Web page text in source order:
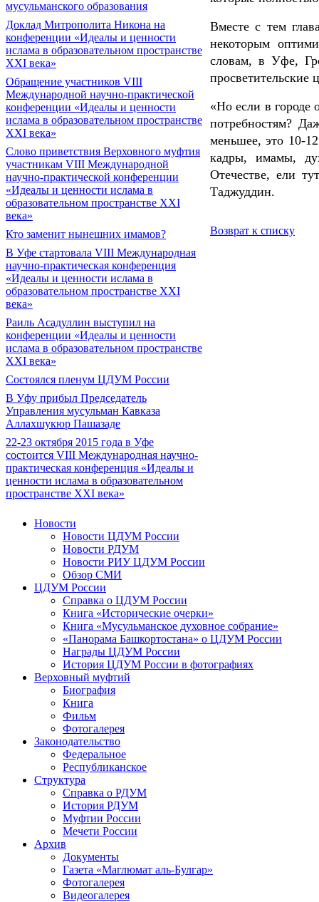
мусульманского образования
Доклад Митрополита Никона на
конференции «Идеалы и ценности
ислама в образовательном пространстве
XXI века»
Обращение участников VIII
Международной научно-практической
конференции «Идеалы и ценности
ислама в образовательном пространстве
XXI века»
Слово приветствия Верховного муфтия
участникам VIII Международной
научно-практической конференции
«Идеалы и ценности ислама в
образовательном пространстве XXI
века»
Кто заменит нынешних имамов?
В Уфе стартовала VIII Международная
научно-практическая конференция
«Идеалы и ценности ислама в
образовательном пространстве XXI
века»
Раиль Асадуллин выступил на
конференции «Идеалы и ценности
ислама в образовательном пространстве
XXI века»
Состоялся пленум ЦДУМ России
В Уфу прибыл Председатель
Управления мусульман Кавказа
Аллахшукюр Пашазаде
22-23 октября 2015 года в Уфе
состоится VIII Международная научно-
практическая конференция «Идеалы и
ценности ислама в образовательном
пространстве XXI века»
Вместе с тем
некоторым
словам, в Уфе,
просветительские
«Но если в городе
потребностям?
меньшее, это 10-
кадры, имамы,
Отечестве, ели
Таджуддин.
Возврат к списку
Новости
Новости ЦДУМ России
Новости РДУМ
Новости РИУ ЦДУМ России
Обзор СМИ
ЦДУМ России
Справка о ЦДУМ России
Книга «Исторические очерки»
Книга «Мусульманское духовное собрание»
«Панорама Башкортостана» о ЦДУМ России
Награды ЦДУМ России
История ЦДУМ России в фотографиях
Верховный муфтий
Биография
Книга
Фильм
Фотогалерея
Законодательство
Федеральное
Республиканское
Структура
Справка о РДУМ
История РДУМ
Муфтии России
Мечети России
Архив
Документы
Газета «Маглюмат аль-Булгар»
Фотогалерея
Видеогалерея